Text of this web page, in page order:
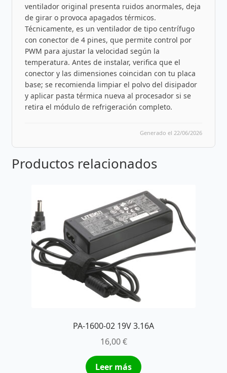
ventilador original presenta ruidos anormales, deja
de girar o provoca apagados térmicos.
Técnicamente, es un ventilador de tipo centrífugo
con conector de 4 pines, que permite control por
PWM para ajustar la velocidad según la
temperatura. Antes de instalar, verifica que el
conector y las dimensiones coincidan con tu placa
base; se recomienda limpiar el polvo del disipador
y aplicar pasta térmica nueva al procesador si se
retira el módulo de refrigeración completo.
Generado el 22/06/2026
Productos relacionados
PA-1600-02 19V 3.16A
16,00€
Leer más